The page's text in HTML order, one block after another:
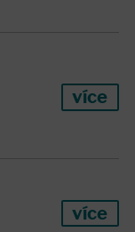
více
více